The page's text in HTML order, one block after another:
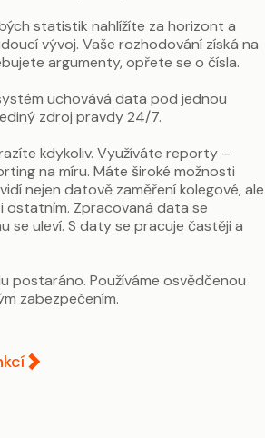
statistik nahlížíte za horizont a
vývoj. Vaše rozhodování získá na
argumenty, opřete se o čísla.
uchovává data pod jednou
zdroj pravdy 24/7.
kdykoliv. Využíváte reporty –
na míru. Máte široké možnosti
nejen datově zaměření kolegové, ale
Zpracovaná data se
se uleví. S daty se pracuje častěji a
postaráno. Používáme osvědčenou